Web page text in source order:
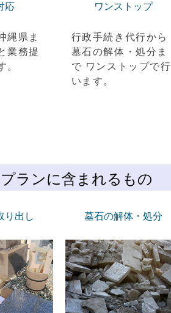
応
縄県ま
業務提
。
ワンストップ
行政手続き代行から
墓石の解体・処分ま
で ワンストップで行
います。
ランに含まれるもの
り出し 墓石の解体・処分